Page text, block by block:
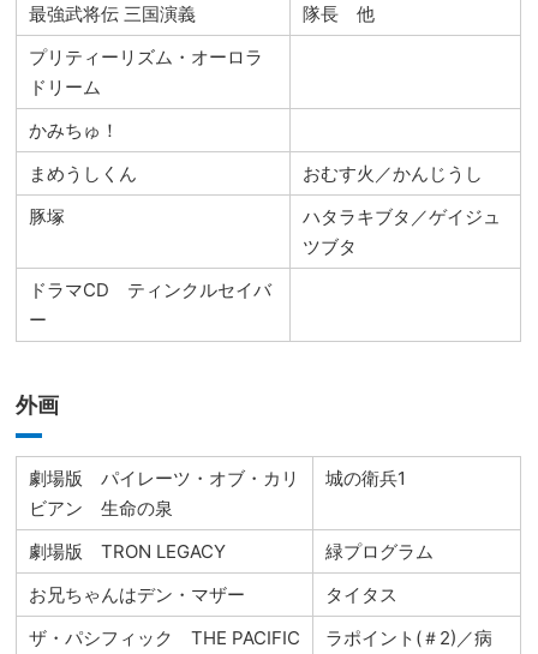
最強武将伝 三国演義
隊長 他
プリティーリズム・オーロラ
ドリーム
かみちゅ！
まめうしくん
おむす火／かんじうし
豚塚
ハタラキブタ／ゲイジュ
ツブタ
ドラマCD ティンクルセイバ
ー
外画
劇場版 パイレーツ・オブ・カリ
ビアン 生命の泉
城の衛兵1
劇場版 TRON LEGACY
緑プログラム
お兄ちゃんはデン・マザー
タイタス
ザ・パシフィック THE PACIFIC
ラポイント(＃2)／病